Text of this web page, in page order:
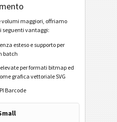
F
volumi maggiori, offriamo
seguenti vantaggi:
esteso e supporto per
batch
per formati bitmap ed
grafica vettoriale SVG
Barcode